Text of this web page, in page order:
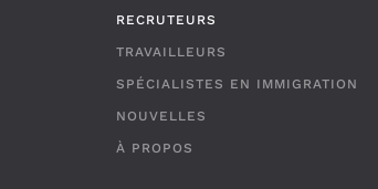
RECRUTEURS
TRAVAILLEURS
SPÉCIALISTES EN IMMIGRATION
NOUVELLES
À PROPOS